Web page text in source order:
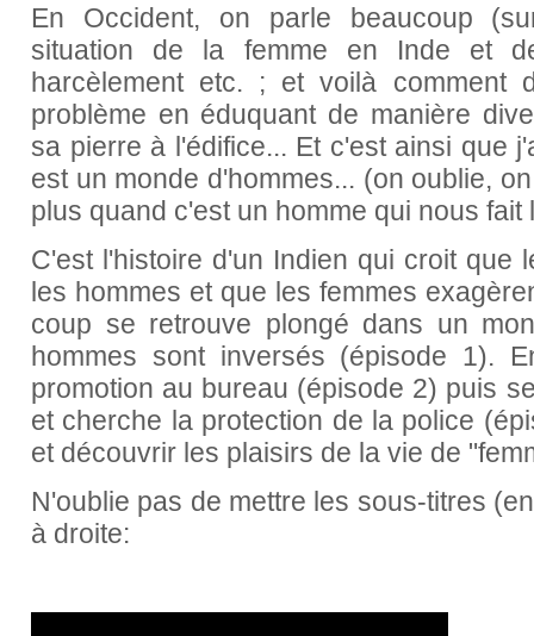
En Occident, on parle beaucoup
situation de la femme en Inde et
harcèlement etc. ; et voilà comment
problème en éduquant de manière
sa pierre à l'édifice... Et c'est ainsi que
est un monde d'hommes... (on oublie,
plus quand c'est un homme qui nous
C'est l'histoire d'un Indien qui croit que
les hommes et que les femmes
coup se retrouve plongé dans un
hommes sont inversés (épisode 1).
promotion au bureau (épisode 2) puis
et cherche la protection de la police
et découvrir les plaisirs de la vie de
N'oublie pas de mettre les sous-titres
à droite: